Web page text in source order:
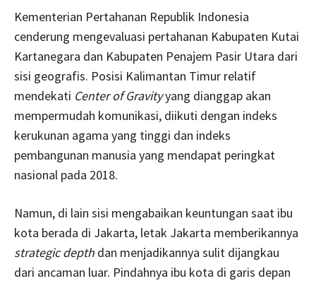
Kementerian Pertahanan Republik Indonesia
cenderung mengevaluasi pertahanan Kabupaten Kutai
Kartanegara dan Kabupaten Penajem Pasir Utara dari
sisi geografis. Posisi Kalimantan Timur relatif
mendekati Center of Gravityyang dianggap akan
mempermudah komunikasi, diikuti dengan indeks
kerukunan agama yang tinggi dan indeks
pembangunan manusia yang mendapat peringkat
nasional pada 2018.
Namun, di lain sisi mengabaikan keuntungan saat ibu
kota berada di Jakarta, letak Jakarta memberikannya
strategic depth dan menjadikannya sulit dijangkau
dari ancaman luar. Pindahnya ibu kota di garis depan